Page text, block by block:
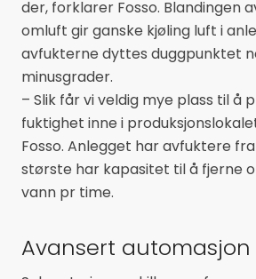
der, forklarer Fosso. Blandingen
omluft gir ganske kjøling luft i
avfukterne dyttes duggpunktet
minusgrader.
– Slik får vi veldig mye plass til å
fuktighet inne i
Fosso. Anlegget har avfuktere
største har kapasitet til å fjerne
vann pr time.
Avansert automasjon